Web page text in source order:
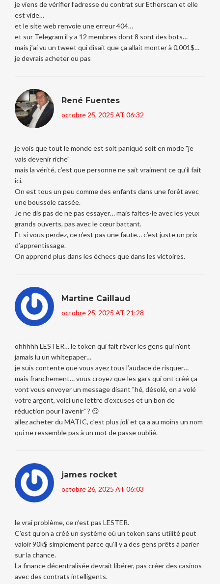
je viens de vérifier l’adresse du contrat sur Etherscan et elle
est vide…
et le site web renvoie une erreur 404…
et sur Telegram il y a 12 membres dont 8 sont des bots…
mais j’ai vu un tweet qui disait que ça allait monter à 0,001$…
je devrais acheter ou pas
René Fuentes
octobre 25, 2025 AT 06:32
je vois que tout le monde est soit paniqué soit en mode "je
vais devenir riche"
mais la vérité, c’est que personne ne sait vraiment ce qu’il fait
ici.
On est tous un peu comme des enfants dans une forêt avec
une boussole cassée.
Je ne dis pas de ne pas essayer… mais faites-le avec les yeux
grands ouverts, pas avec le cœur battant.
Et si vous perdez, ce n’est pas une faute… c’est juste un prix
d’apprentissage.
On apprend plus dans les échecs que dans les victoires.
Martine Caillaud
octobre 25, 2025 AT 21:28
ohhhhh LESTER… le token qui fait rêver les gens qui n’ont
jamais lu un whitepaper…
je suis contente que vous ayez tous l’audace de risquer…
mais franchement… vous croyez que les gars qui ont créé ça
vont vous envoyer un message disant "hé, désolé, on a volé
votre argent, voici une lettre d’excuses et un bon de
réduction pour l’avenir" ? 😏
allez acheter du MATIC, c’est plus joli et ça a au moins un nom
qui ne ressemble pas à un mot de passe oublié.
james rocket
octobre 26, 2025 AT 06:03
le vrai problème, ce n’est pas LESTER.
C’est qu’on a créé un système où un token sans utilité peut
valoir 90k$ simplement parce qu’il y a des gens prêts à parier
sur la chance.
La finance décentralisée devrait libérer, pas créer des casinos
avec des contrats intelligents.